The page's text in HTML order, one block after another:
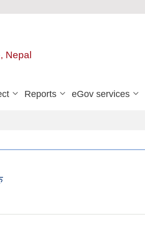
Nepal
Reports eGov services